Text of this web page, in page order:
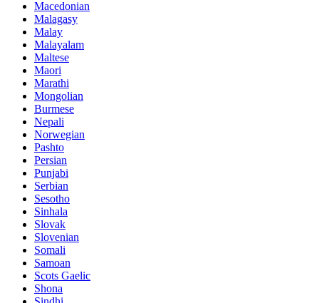
Macedonian
Malagasy
Malay
Malayalam
Maltese
Maori
Marathi
Mongolian
Burmese
Nepali
Norwegian
Pashto
Persian
Punjabi
Serbian
Sesotho
Sinhala
Slovak
Slovenian
Somali
Samoan
Scots Gaelic
Shona